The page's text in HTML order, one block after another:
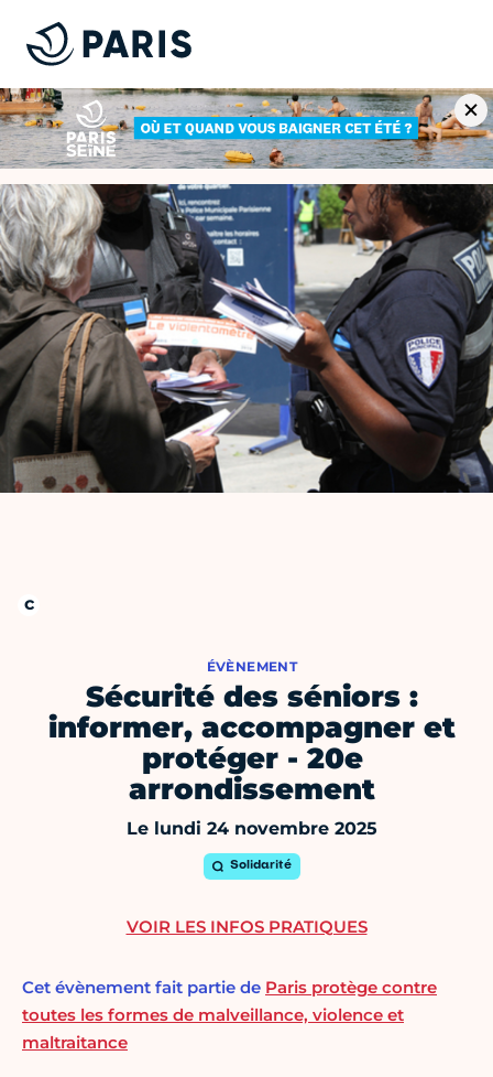
ÉVÈNEMENT
Sécurité des séniors :
informer, accompagner et
protéger - 20e
arrondissement
Le lundi 24 novembre 2025
Solidarité
Cet évènement fait partie de Paris protège contre
toutes les formes de malveillance, violence et
maltraitance
VOIR LES INFOS PRATIQUES